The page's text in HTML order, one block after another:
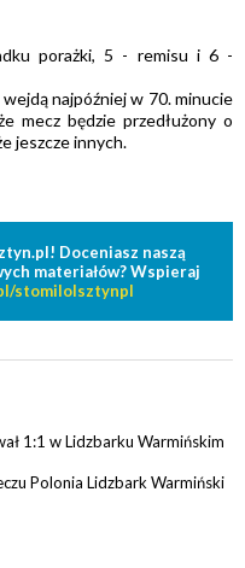
porażki, 5 - remisu i 6 -
najpóźniej w 70. minucie
mecz będzie przedłużony o
jeszcze innych.
Doceniasz naszą
materiałów? Wspieraj
stomilolsztynpl
1:1 w Lidzbarku Warmińskim
Polonia Lidzbark Warmiński